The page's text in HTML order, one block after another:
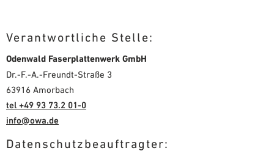
Verantwortliche Stelle:
Odenwald Faserplattenwerk GmbH
Dr.-F.-A.-Freundt-Straße 3
63916 Amorbach
tel +49 93 73.2 01-0
info@owa.de
Datenschutzbeauftragter: